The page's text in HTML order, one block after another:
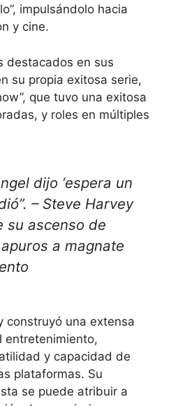
impulsándolo hacia
y cine.
destacados en sus
su propia exitosa serie,
que tuvo una exitosa
y roles en múltiples
dijo ‘espera un
– Steve Harvey
su ascenso de
a magnate
construyó una extensa
entretenimiento,
y capacidad de
plataformas. Su
se puede atribuir a